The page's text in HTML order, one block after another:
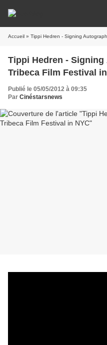
Accueil » Tippi Hedren - Signing
Tippi Hedren -
Tribeca Film Festival
Publié le 05/05/2012 à 09:35
Par Cinéstarsnews